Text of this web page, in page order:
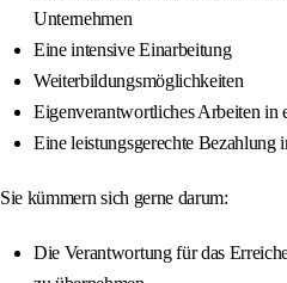
Unternehmen
Eine intensive Einarbeitung
Weiterbildungsmöglichkeiten
Eigenverantwortliches Arbeiten in
Eine leistungsgerechte Bezahlung
Sie kümmern sich gerne darum:
Die Verantwortung für das